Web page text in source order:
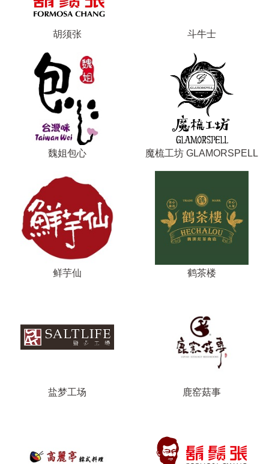
胡须张 斗牛士
魏姐包心 魔梳工坊 GLAMORSPELL
鲜芋仙 鹤茶楼
盐梦工场 鹿窑菇事